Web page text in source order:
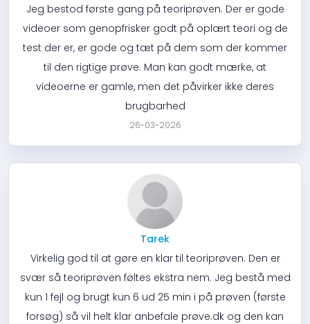
Jeg bestod første gang på teoriprøven. Der er gode
videoer som genopfrisker godt på oplært teori og de
test der er, er gode og tæt på dem som der kommer
til den rigtige prøve. Man kan godt mærke, at
videoerne er gamle, men det påvirker ikke deres
brugbarhed
26-03-2026
Tarek
Virkelig god til at gøre en klar til teoriprøven. Den er
svær så teoriprøven føltes ekstra nem. Jeg bestå med
kun 1 fejl og brugt kun 6 ud 25 min i på prøven (første
forsøg) så vil helt klar anbefale prøve.dk og den kan